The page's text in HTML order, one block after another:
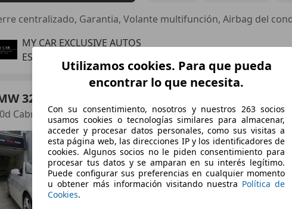
MY CAR EXCLUSIVE AUTOS
ES-3760 ONDARA
320
Cabrio
€ 14.950 Súperoferta
Utilizamos cookies. Para que pueda
encontrar lo que necesita.
Con su consentimiento, nosotros y nuestros 263 socios
usamos cookies o tecnologías similares para almacenar,
acceder y procesar datos personales, como sus visitas a
esta página web, las direcciones IP y los identificadores de
cookies. Algunos socios no le piden consentimiento para
procesar tus datos y se amparan en su interés legítimo.
Puede configurar sus preferencias en cualquier momento
u obtener más información visitando nuestra Política de
Cookies.